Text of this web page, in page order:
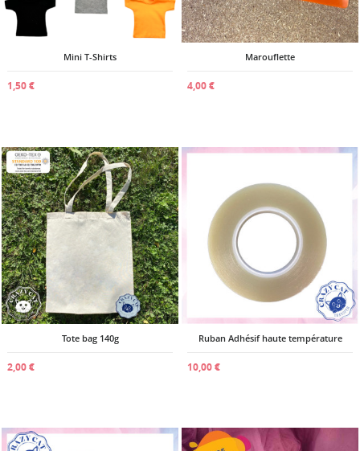
Mini T-Shirts
1,50 €
Marouflette
4,00 €
Tote bag 140g
2,00 €
Ruban Adhésif haute température
10,00 €